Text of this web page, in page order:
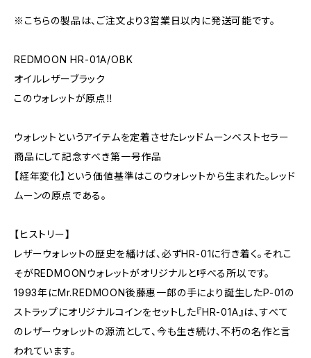
※こちらの製品は、ご注文より3営業日以内に発送可能です。
REDMOON HR-01A/OBK
オイルレザーブラック
このウォレットが原点‼️
ウォレットというアイテムを定着させたレッドムーンベストセラー
商品にして記念すべき第一号作品
【経年変化】という価値基準はこのウォレットから生まれた。レッド
ムーンの原点である。
【ヒストリー】
レザーウォレットの歴史を繙けば、必ずHR-01に行き着く。それこ
そがREDMOONウォレットがオリジナルと呼べる所以です。
1993年にMr.REDMOON後藤惠一郎の手により誕生したP-01の
ストラップにオリジナルコインをセットした『HR-01A』は、すべて
のレザーウォレットの源流として、今も生き続け、不朽の名作と言
われています。